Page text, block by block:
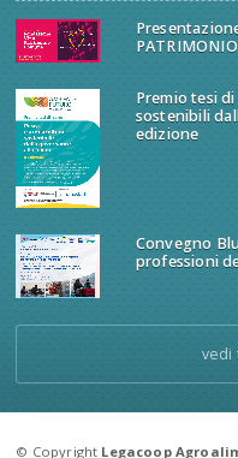
Premio tesi
sostenibili
edizione
Convegno
professioni
vedi
© Copyright Legacoop